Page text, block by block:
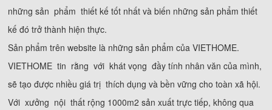
những sản phẩm thiết kế tốt nhất và biến những sản phẩm thiết
kế đó trở thành hiện thực.
Sản phẩm trên website là những sản phẩm của VIETHOME.
VIETHOME tin rằng với khát vọng đầy tính nhân văn của mình,
sẽ tạo được nhiều giá trị thích dụng và bền vững cho toàn xã hội.
Với xưởng nội thất rộng 1000m2 sản xuất trực tiếp, không qua